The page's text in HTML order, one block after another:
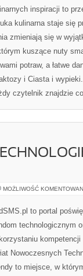
inspiracji to
kulinarna staje się
zmieniają się w
kuszące nuty
potraw, a łatwe
i Ciasta i
czytelnik znajdzie
MOŻLIWOŚĆ
to portal
technologicznym
Nowoczesnych
to miejsce, w